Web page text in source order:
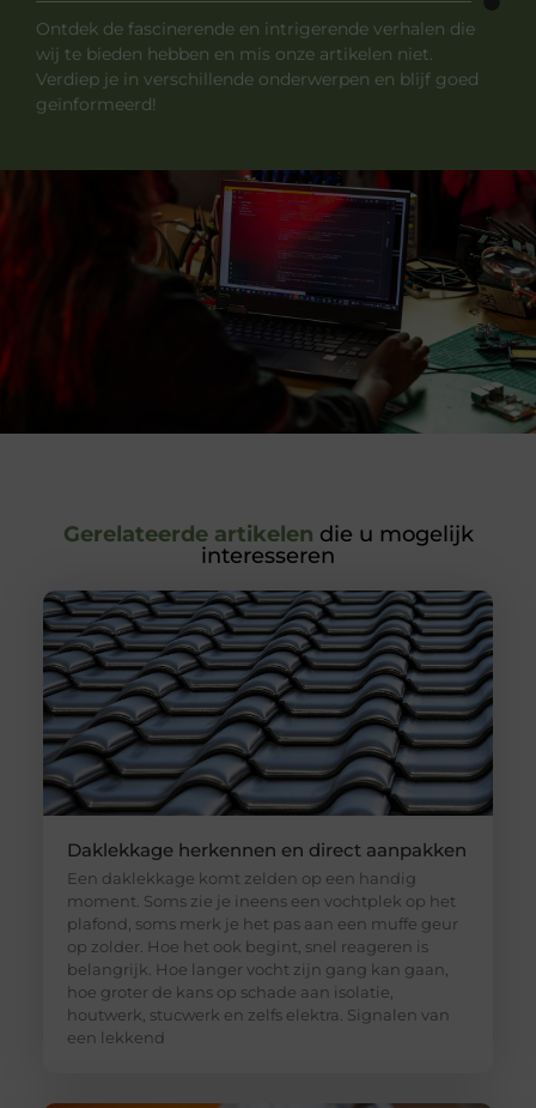
Ontdek de fascinerende en intrigerende verhalen die
wij te bieden hebben en mis onze artikelen niet.
Verdiep je in verschillende onderwerpen en blijf goed
geïnformeerd!
Gerelateerde artikelen die u mogelijk
interesseren
Daklekkage herkennen en direct aanpakken
Een daklekkage komt zelden op een handig
moment. Soms zie je ineens een vochtplek op het
plafond, soms merk je het pas aan een muffe geur
op zolder. Hoe het ook begint, snel reageren is
belangrijk. Hoe langer vocht zijn gang kan gaan,
hoe groter de kans op schade aan isolatie,
houtwerk, stucwerk en zelfs elektra. Signalen van
een lekkend